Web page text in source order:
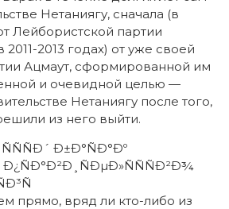
Нетаниягу, сначала (в
Лейбористской партии
2011-2013 годах) от уже своей
Ацмаут, сформированной им
и очевидной целью —
Нетаниягу после того,
из него выйти.
прямо, вряд ли кто-либо из